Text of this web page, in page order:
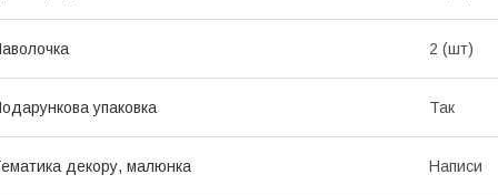
2 (шт)
упаковка Так
декору, малюнка Написи